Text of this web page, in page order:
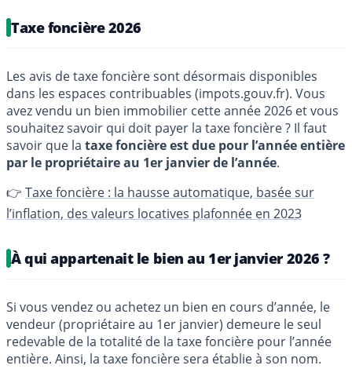
Taxe foncière 2026
Les avis de taxe foncière sont désormais disponibles
dans les espaces contribuables (impots.gouv.fr). Vous
avez vendu un bien immobilier cette année 2026 et vous
souhaitez savoir qui doit payer la taxe foncière ? Il faut
savoir que la taxe foncière est due pour l’année entière
par le propriétaire au 1er janvier de l’année.
👉 Taxe foncière : la hausse automatique, basée sur
l’inflation, des valeurs locatives plafonnée en 2023
À qui appartenait le bien au 1er janvier 2026 ?
Si vous vendez ou achetez un bien en cours d’année, le
vendeur (propriétaire au 1er janvier) demeure le seul
redevable de la totalité de la taxe foncière pour l’année
entière. Ainsi, la taxe foncière sera établie à son nom.